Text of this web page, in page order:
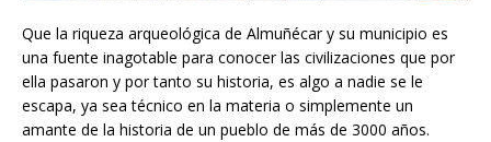
Que la riqueza arqueológica de Almuñécar y su municipio es
una fuente inagotable para conocer las civilizaciones que por
ella pasaron y por tanto su historia, es algo a nadie se le
escapa, ya sea técnico en la materia o simplemente un
amante de la historia de un pueblo de más de 3000 años.